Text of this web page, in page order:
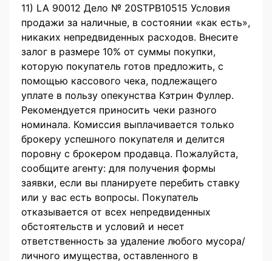
11) LA 90012 Дело № 20STPB10515 Условия
продажи за наличные, в состоянии «как есть»,
никаких непредвиденных расходов. Внесите
залог в размере 10% от суммы покупки,
которую покупатель готов предложить, с
помощью кассового чека, подлежащего
уплате в пользу опекунства Кэтрин Фуллер.
Рекомендуется приносить чеки разного
номинала. Комиссия выплачивается только
брокеру успешного покупателя и делится
поровну с брокером продавца. Пожалуйста,
сообщите агенту: для получения формы
заявки, если вы планируете перебить ставку
или у вас есть вопросы. Покупатель
отказывается от всех непредвиденных
обстоятельств и условий и несет
ответственность за удаление любого мусора/
личного имущества, оставленного в